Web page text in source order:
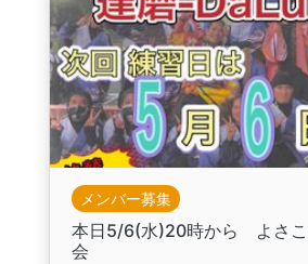
メンバー募集
本日5/6(水)20時から よさこ
会